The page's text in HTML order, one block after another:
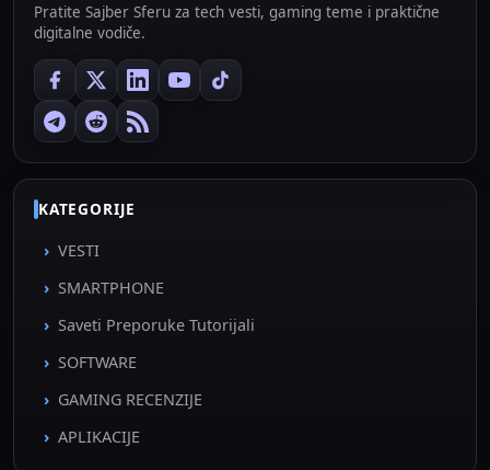
Pratite Sajber Sferu za tech vesti, gaming teme i praktične
digitalne vodiče.
KATEGORIJE
VESTI
SMARTPHONE
Saveti Preporuke Tutorijali
SOFTWARE
GAMING RECENZIJE
APLIKACIJE